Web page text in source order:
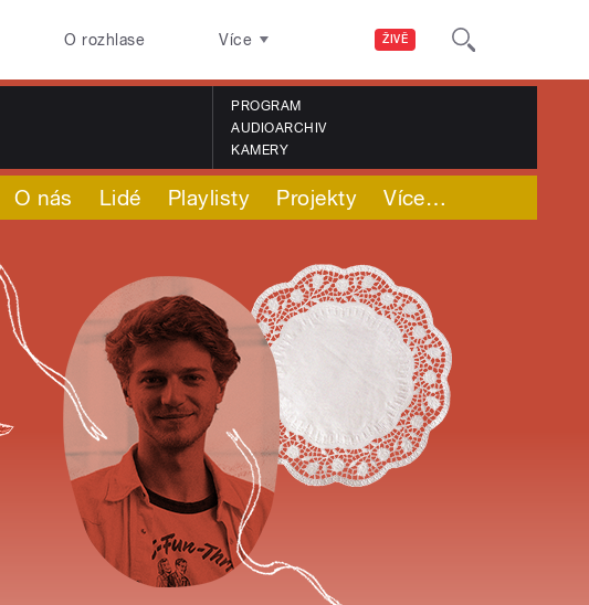
ŽIVĚ
O rozhlase Více
PROGRAM
AUDIOARCHIV
KAMERY
O nás Lidé Playlisty Projekty Více…